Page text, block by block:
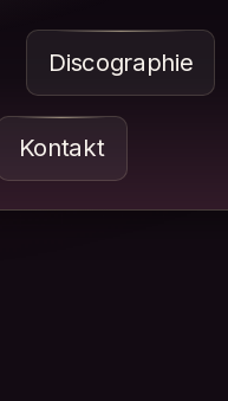
Discographie
Kontakt